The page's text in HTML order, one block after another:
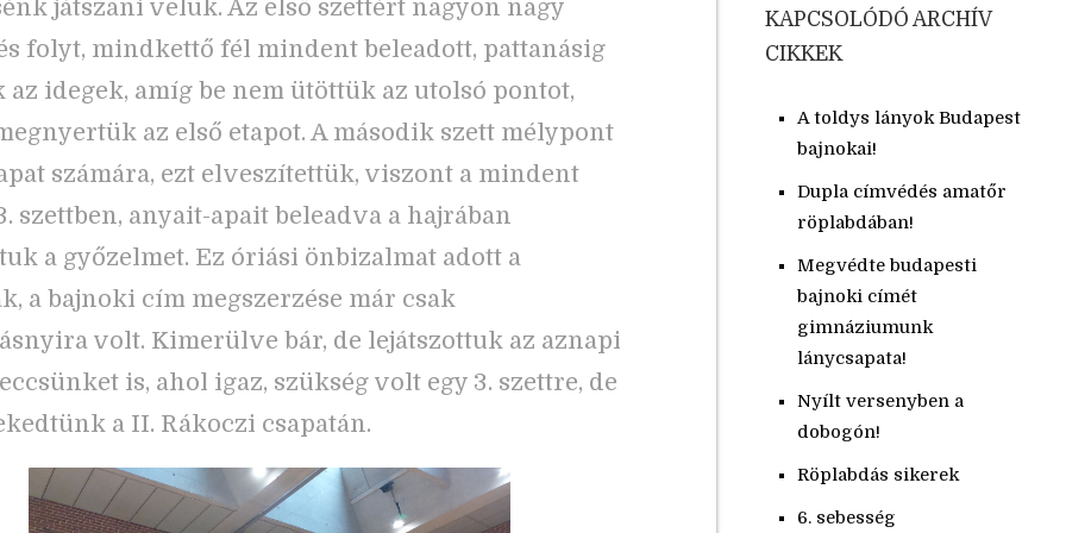
játszani velük. Az első szettért nagyon nagy
folyt, mindkettő fél mindent beleadott, pattanásig
az idegek, amíg be nem ütöttük az utolsó pontot,
az első etapot. A második szett mélypont
számára, ezt elveszítettük, viszont a mindent
szettben, anyait-apait beleadva a hajrában
a győzelmet. Ez óriási önbizalmat adott a
a bajnoki cím megszerzése már csak
volt. Kimerülve bár, de lejátszottuk az aznapi
is, ahol igaz, szükség volt egy 3. szettre, de
a II. Rákoczi csapatán.
KAPCSOLÓDÓ ARCHÍV
CIKKEK
A toldys lányok Budapest
bajnokai!
Dupla címvédés amatőr
röplabdában!
Megvédte budapesti
bajnoki címét
gimnáziumunk
lánycsapata!
Nyílt versenyben a
dobogón!
Röplabdás sikerek
6. sebesség